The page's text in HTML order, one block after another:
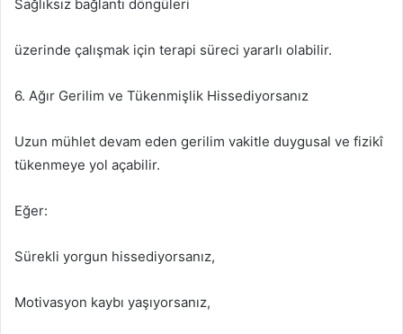
Sağlıksız bağlantı döngüleri
üzerinde çalışmak için terapi süreci yararlı olabilir.
6. Ağır Gerilim ve Tükenmişlik Hissediyorsanız
Uzun mühlet devam eden gerilim vakitle duygusal ve fizikî
tükenmeye yol açabilir.
Eğer:
Sürekli yorgun hissediyorsanız,
Motivasyon kaybı yaşıyorsanız,